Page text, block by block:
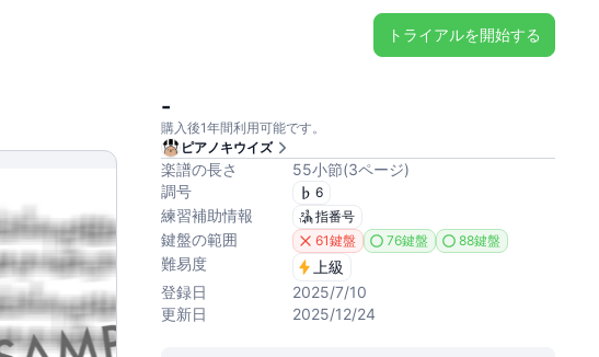
トライアルを開始する
-
購入後1年間利用可能です。
ピアノキウイズ
楽譜の長さ 55小節(3ページ)
調号
6
練習補助情報 指番号
鍵盤の範囲 61鍵盤 76鍵盤 88鍵盤
難易度
上級
登録日
2025/7/10
更新日
2025/12/24